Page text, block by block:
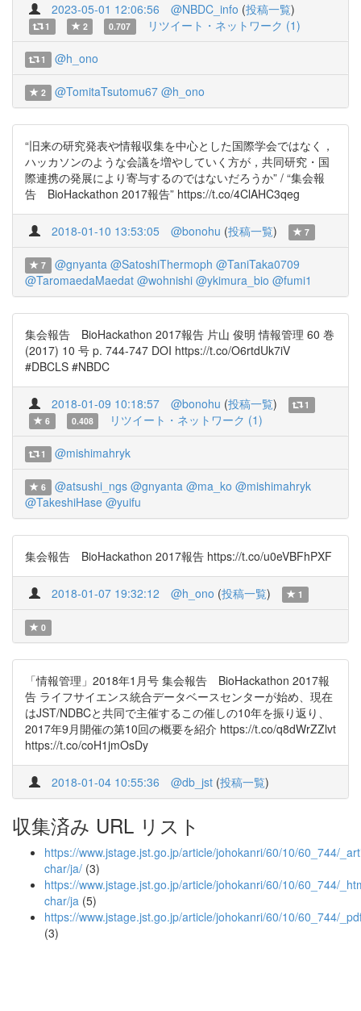
2023-05-01 12:06:56 @NBDC_info (投稿一覧)
1 2 0.707 リツイート・ネットワーク (1)
1 @h_ono
2 @TomitaTsutomu67 @h_ono
“旧来の研究発表や情報収集を中心とした国際学会ではなく，
ハッカソンのような会議を増やしていく方が，共同研究・国
際連携の発展により寄与するのではないだろうか” / “集会報
告 BioHackathon 2017報告” https://t.co/4ClAHC3qeg
2018-01-10 13:53:05 @bonohu (投稿一覧) 7
7 @gnyanta @SatoshiThermoph @TaniTaka0709
@TaromaedaMaedat @wohnishi @ykimura_bio @fumi1
集会報告 BioHackathon 2017報告 片山 俊明 情報管理 60 巻
(2017) 10 号 p. 744-747 DOI https://t.co/O6rtdUk7iV
#DBCLS #NBDC
2018-01-09 10:18:57 @bonohu (投稿一覧)
1
6
0.408 リツイート・ネットワーク (1)
1 @mishimahryk
6 @atsushi_ngs @gnyanta @ma_ko @mishimahryk
@TakeshiHase @yuifu
集会報告 BioHackathon 2017報告 https://t.co/u0eVBFhPXF
2018-01-07 19:32:12 @h_ono (投稿一覧) 1
0
「情報管理」2018年1月号 集会報告 BioHackathon 2017報
告 ライフサイエンス統合データベースセンターが始め、現在
はJST/NDBCと共同で主催するこの催しの10年を振り返り、
2017年9月開催の第10回の概要を紹介 https://t.co/q8dWrZZlvt
https://t.co/coH1jmOsDy
2018-01-04 10:55:36 @db_jst (投稿一覧)
収集済み URL リスト
https://www.jstage.jst.go.jp/article/johokanri/60/10/60_744/
char/ja/ (3)
https://www.jstage.jst.go.jp/article/johokanri/60/10/60_744/
char/ja (5)
https://www.jstage.jst.go.jp/article/johokanri/60/10/60_744/
(3)